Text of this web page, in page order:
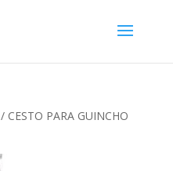
/ CESTO PARA GUINCHO